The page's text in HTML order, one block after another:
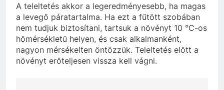
A teleltetés akkor a legeredményesebb, ha magas
a levegő páratartalma. Ha ezt a fűtött szobában
nem tudjuk biztosítani, tartsuk a növényt 10 °C-os
hőmérsékletű helyen, és csak alkalmanként,
nagyon mérsékelten öntözzük. Teleltetés előtt a
növényt erőteljesen vissza kell vágni.